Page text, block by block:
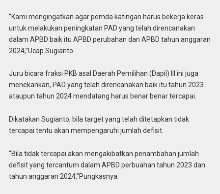
“Kami mengingatkan agar pemda katingan harus bekerja keras
untuk melakukan peningkatan PAD yang telah direncanakan
dalam APBD baik itu APBD perubahan dan APBD tahun anggaran
2024,”Ucap Sugianto.
Juru bicara fraksi PKB asal Daerah Pemilihan (Dapil) III ini juga
menekankan, PAD yang telah direncanakan baik itu tahun 2023
ataupun tahun 2024 mendatang harus benar benar tercapai.
Dikatakan Sugianto, bila target yang telah ditetapkan tidak
tercapai tentu akan mempengaruhi jumlah defisit.
“Bila tidak tercapai akan mengakibatkan penambahan jumlah
defisit yang tercantum dalam APBD perbuahan tahun 2023 dan
tahun anggaran 2024,”Pungkasnya.